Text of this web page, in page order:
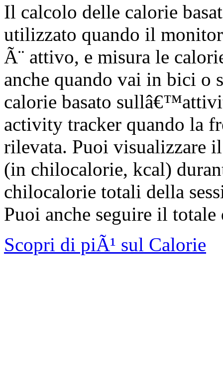
Il calcolo delle calorie
utilizzato quando il
Ã¨ attivo, e misura le
anche quando vai in bici o
calorie basato
activity tracker quando la
rilevata. Puoi visualizzare
(in chilocalorie, kcal)
chilocalorie totali della
Puoi anche seguire il
Scopri di piÃ¹ sul Calorie